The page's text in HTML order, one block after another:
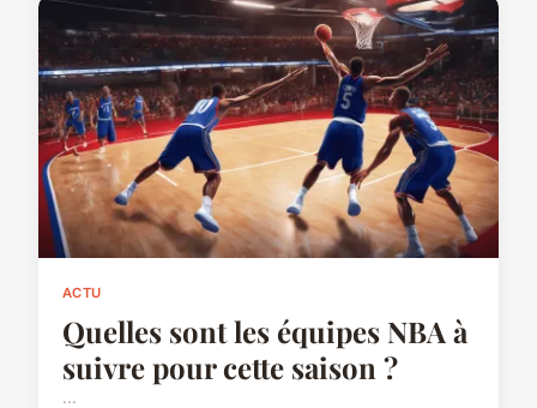
ACTU
Quelles sont les équipes NBA à
suivre pour cette saison ?
...